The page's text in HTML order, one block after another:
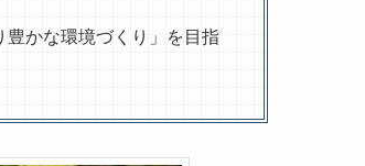
かな環境づくり」を目指